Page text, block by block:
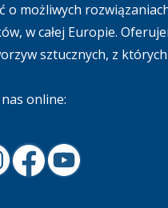
o możliwych
w całej Europie.
sztucznych, z
online:
FacebookYoutube